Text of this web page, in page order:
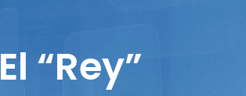
El “Rey”